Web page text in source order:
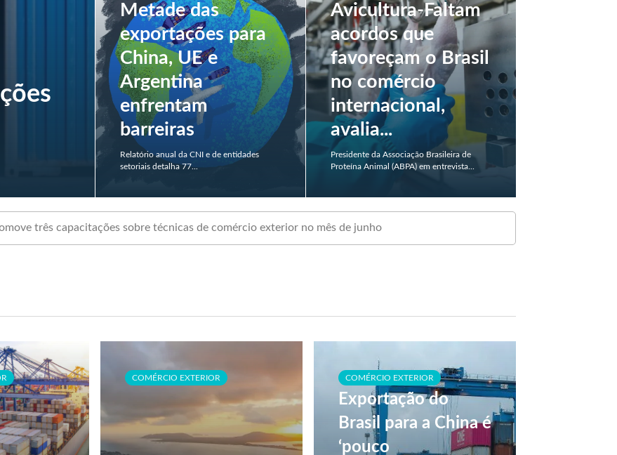
Metade das
exportações para
China, UE e
Argentina
enfrentam
barreiras
Relatório anual da CNI e de entidades
setoriais detalha 77...
Avicultura-Faltam
acordos que
favoreçam o Brasil
no comércio
internacional,
avalia...
Presidente da Associação Brasileira de
Proteína Animal (ABPA) em entrevista...
três capacitações sobre técnicas de comércio exterior no mês de junho
COMÉRCIO EXTERIOR COMÉRCIO EXTERIOR
Exportação do
Brasil para a China é
‘pouco